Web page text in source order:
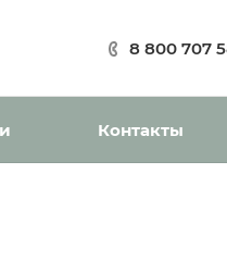
8 800 707
Контакты
бронирования.
в наличии.